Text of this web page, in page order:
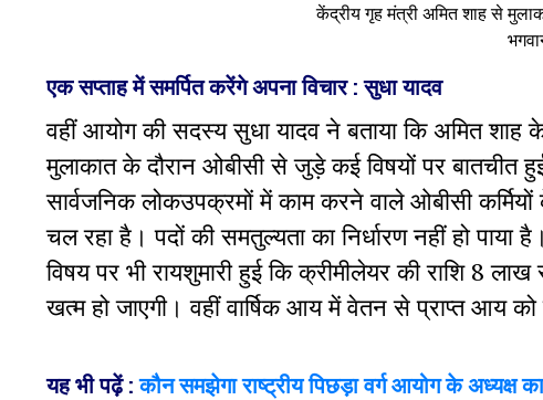
केंद्रीय गृह मंत्री अमित शाह से
एक सप्ताह में समर्पित करेंगे अपना विचार : सुधा यादव
वहीं आयोग की सदस्य सुधा यादव ने बताया कि अमित
मुलाकात के दौरान ओबीसी से जुड़े कई विषयों पर बातचीत
सार्वजनिक लोकउपक्रमों में काम करने वाले ओबीसी
चल रहा है। पदों की समतुल्यता का निर्धारण नहीं हो
विषय पर भी रायशुमारी हुई कि क्रीमीलेयर की राशि 8
खत्म हो जाएगी। वहीं वार्षिक आय में वेतन से प्राप्त आय को
यह भी पढ़ें :कौन समझेगा राष्ट्रीय पिछड़ा वर्ग आयोग के अध्यक्ष